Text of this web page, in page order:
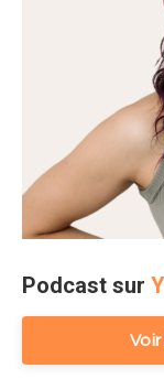
Podcast sur